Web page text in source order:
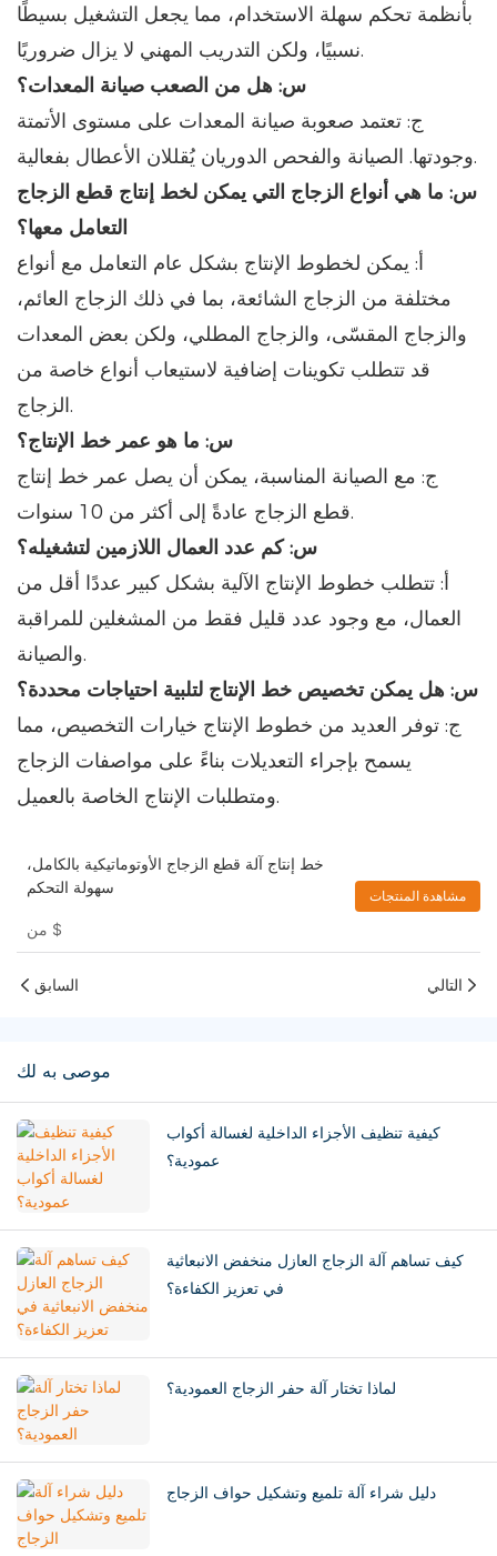
بأنظمة تحكم سهلة الاستخدام، مما يجعل التشغيل بسيطًا
نسبيًا، ولكن التدريب المهني لا يزال ضروريًا.
س: هل من الصعب صيانة المعدات؟
ج: تعتمد صعوبة صيانة المعدات على مستوى الأتمتة
وجودتها. الصيانة والفحص الدوريان يُقللان الأعطال بفعالية.
س: ما هي أنواع الزجاج التي يمكن لخط إنتاج قطع الزجاج
التعامل معها؟
أ: يمكن لخطوط الإنتاج بشكل عام التعامل مع أنواع
مختلفة من الزجاج الشائعة، بما في ذلك الزجاج العائم،
والزجاج المقسّى، والزجاج المطلي، ولكن بعض المعدات
قد تتطلب تكوينات إضافية لاستيعاب أنواع خاصة من
الزجاج.
س: ما هو عمر خط الإنتاج؟
ج: مع الصيانة المناسبة، يمكن أن يصل عمر خط إنتاج
قطع الزجاج عادةً إلى أكثر من 10 سنوات.
س: كم عدد العمال اللازمين لتشغيله؟
أ: تتطلب خطوط الإنتاج الآلية بشكل كبير عددًا أقل من
العمال، مع وجود عدد قليل فقط من المشغلين للمراقبة
والصيانة.
س: هل يمكن تخصيص خط الإنتاج لتلبية احتياجات محددة؟
ج: توفر العديد من خطوط الإنتاج خيارات التخصيص، مما
يسمح بإجراء التعديلات بناءً على مواصفات الزجاج
ومتطلبات الإنتاج الخاصة بالعميل.
خط إنتاج آلة قطع الزجاج الأوتوماتيكية بالكامل،
سهولة التحكم
$
مشاهدة المنتجات
السابق التالي
موصى به لك
كيفية تنظيف الأجزاء الداخلية لغسالة أكواب
عمودية؟
كيف تساهم آلة الزجاج العازل منخفض الانبعاثية
في تعزيز الكفاءة؟
لماذا تختار آلة حفر الزجاج العمودية؟
دليل شراء آلة تلميع وتشكيل حواف الزجاج